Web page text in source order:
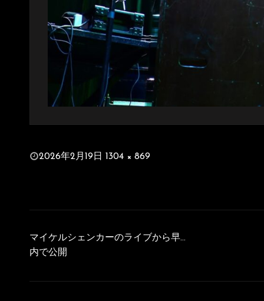
投2026年2月19日 1304 × 869
稿
ナ
マイケルシェンカーのライブから早…
内で公開